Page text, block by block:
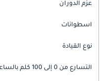
عزم الدوران
اسطوانات
نوع القيادة
التسارع من 0 إلى 100 كلم بالساعة